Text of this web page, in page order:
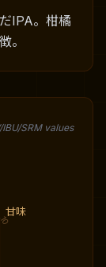
IPA。柑橘
。
SRM values
甘味